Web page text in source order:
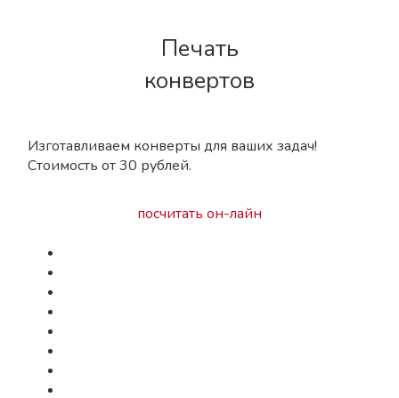
Печать
конвертов
Изготавливаем конверты для ваших задач!
Стоимость от 30 рублей.
посчитать он-лайн